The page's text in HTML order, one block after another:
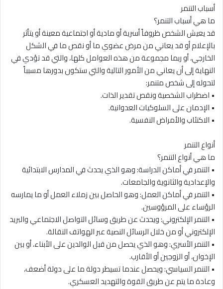
أسباب التنمر
ما هي أسباب التنمر؟
قد يعيش الشخص ظروفاً أسرية أو مادية أو اجتماعية معينة أو يتأثر
بالإعلام أو قد يعاني من مرض عضوي ما أو نقص ما في الشكل
الخارجي، أو ربما مجموعة من هذه العوامل كلها، والتي قد تؤدي في
النهاية إلى أن يعاني من الأمور التالية والتي ستكون بدورها مسبباً
لتحوله إلى شخص متنمر:
• اضطراب الشخصية ونقص تقدير الذات.
• الإدمان على السلوكيات العدوانية.
• الاكتئاب والأمراض النفسية.
أنواع التنمر
ما هي أنواع التنمر؟
• التنمر في أماكن الدراسة: وهو الذي يحدث في المدارس الابتدائية
والإعدادية والثانوية والجامعات.
• التنمر في أماكن العمل: وهو الحاصل بين زملاء العمل أو ما يمارسه
الرؤساء على المرؤوسين.
• التنمر الإلكتروني: ويحدث عن طريق وسائل التواصل الاجتماعي والبريد
الإلكتروني أو من خلال الرسائل النصية عبر الهواتف النقالة.
• التنمر الأسري: وهو الذي يحصل من قبل الوالدين على الأبناء، أو بين
الإخوان، أو الزوجين أو الأقارب.
• التنمر السياسي: ويحصل عندما تسيطر دولة ما على دولة أضعف،
وعادة ما يتم عن طريق القوة والتهديد العسكري.